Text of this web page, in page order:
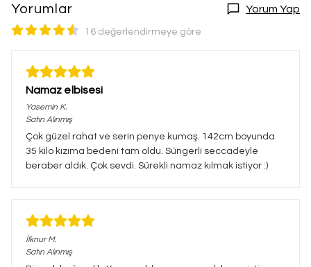
Yorumlar Yorum Yap
16 değerlendirmeye göre
Namaz elbisesi
Yasemin K.
Satın Alınmış
Çok güzel rahat ve serin penye kumaş. 142cm boyunda
35 kilo kızıma bedeni tam oldu. Süngerli seccadeyle
beraber aldık. Çok sevdi. Sürekli namaz kılmak istiyor :)
İlknur M.
Satın Alınmış